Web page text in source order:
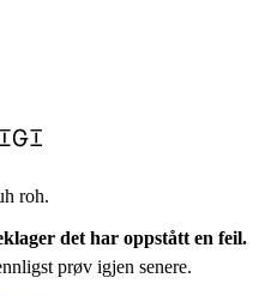
roh.
det har oppstått en feil.
prøv igjen senere.